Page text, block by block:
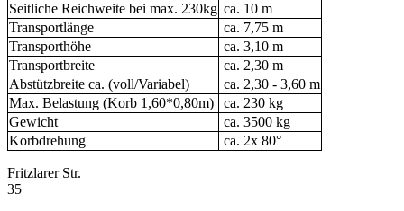
Seitliche Reichweite bei max. 230kg ca. 10 m
Transportlänge
ca. 7,75 m
Transporthöhe
ca. 3,10 m
Transportbreite
ca. 2,30 m
Abstützbreite ca. (voll/Variabel)
ca. 2,30 - 3,60 m
Max. Belastung (Korb 1,60*0,80m)
ca. 230 kg
Gewicht
ca. 3500 kg
Korbdrehung
ca. 2x 80°
Fritzlarer Str.
35